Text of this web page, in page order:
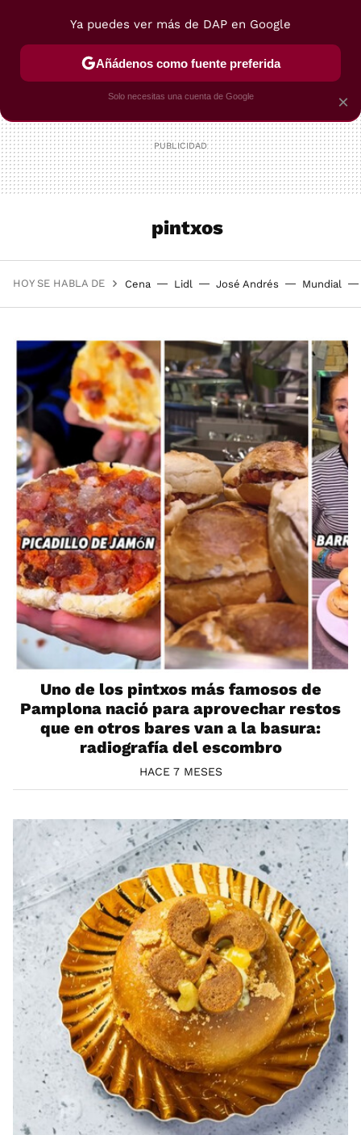
POSTRES VIAJES SELECCIÓN VEGUI
pintxos
HOY SE HABLA DE Cena Lidl José Andrés Mundial
Uno de los pintxos más famosos de
Pamplona nació para aprovechar restos
que en otros bares van a la basura:
radiografía del escombro
HACE 7 MESES
×
Ya puedes ver más de DAP en Google
Añádenos como fuente preferida
Solo necesitas una cuenta de Google